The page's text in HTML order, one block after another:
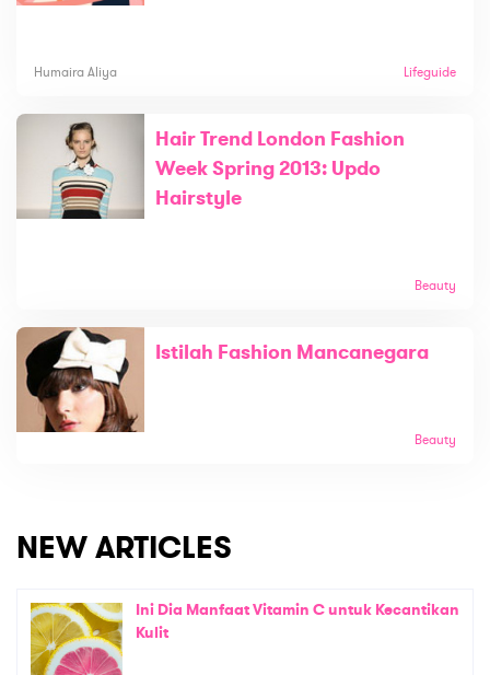
Humaira Aliya Lifeguide
Hair Trend London Fashion
Week Spring 2013: Updo
Hairstyle
Beauty
Istilah Fashion Mancanegara
Beauty
NEW ARTICLES
Ini Dia Manfaat Vitamin C untuk Kecantikan
Kulit